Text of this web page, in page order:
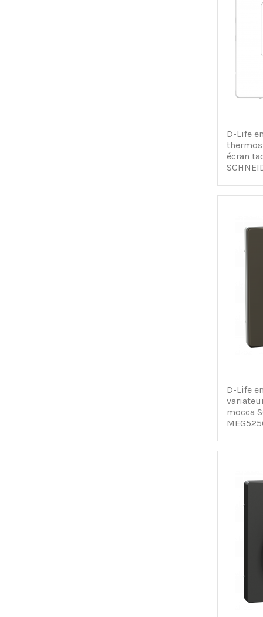
D-Life
écran
D-Life
mocca